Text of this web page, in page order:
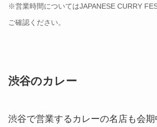
※営業時間についてはJAPANESE CURRY
ご確認ください。
渋谷のカレー
渋谷で営業するカレーの名店も会